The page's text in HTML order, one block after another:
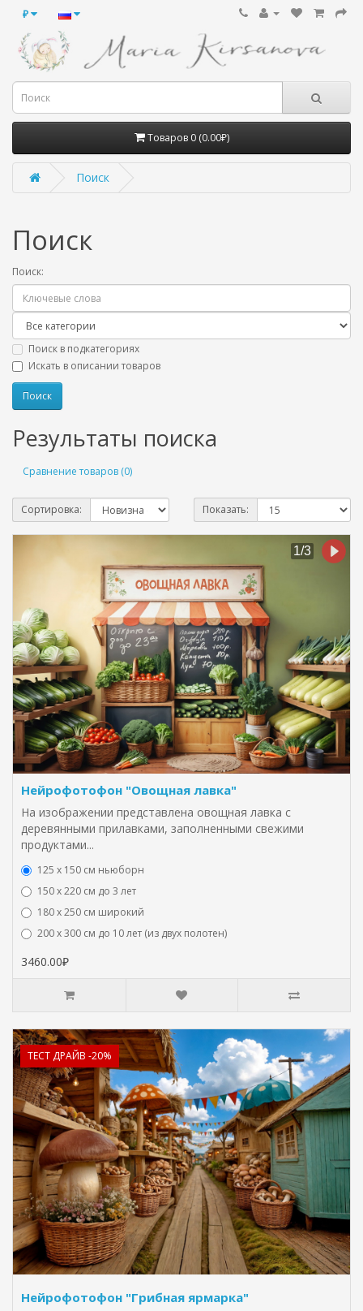
₽
Товаров 0 (0.00₽)
Поиск
Поиск
Поиск:
Поиск в подкатегориях
Искать в описании товаров
Результаты поиска
Сравнение товаров (0)
Сортировка: Показать:
Нейрофотофон "Овощная лавка"
На изображении представлена овощная лавка с
деревянными прилавками, заполненными свежими
продуктами...
125 x 150 см ньюборн
150 х 220 см до 3 лет
180 х 250 см широкий
200 х 300 см до 10 лет (из двух полотен)
3460.00₽
ТЕСТ ДРАЙВ -20%
Нейрофотофон "Грибная ярмарка"